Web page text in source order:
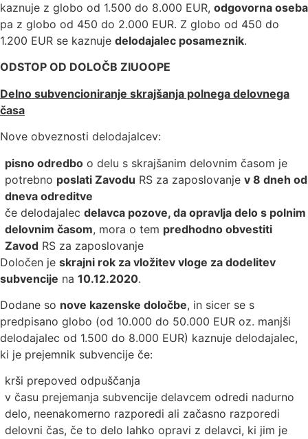
kaznuje z globo od 1.500 do 8.000 EUR, odgovorna oseba
pa z globo od 450 do 2.000 EUR. Z globo od 450 do
1.200 EUR se kaznuje delodajalec posameznik.
ODSTOP OD DOLOČB ZIUOOPE
Delno subvencioniranje skrajšanja polnega delovnega
časa
Nove obveznosti delodajalcev:
pisno odredbo o delu s skrajšanim delovnim časom je
potrebno poslati Zavodu RS za zaposlovanje v 8 dneh od
dneva odreditve
če delodajalec delavca pozove, da opravlja delo s polnim
delovnim časom, mora o tem predhodno obvestiti
Zavod RS za zaposlovanje
Določen je skrajni rok za vložitev vloge za dodelitev
subvencije na 10.12.2020.
Dodane so nove kazenske določbe, in sicer se s
predpisano globo (od 10.000 do 50.000 EUR oz. manjši
delodajalec od 1.500 do 8.000 EUR) kaznuje delodajalec,
ki je prejemnik subvencije če:
krši prepoved odpuščanja
v času prejemanja subvencije delavcem odredi nadurno
delo, neenakomerno razporedi ali začasno razporedi
delovni čas, če to delo lahko opravi z delavci, ki jim je